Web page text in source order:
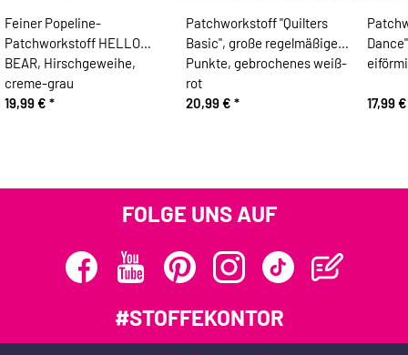
Feiner Popeline-
Patchworkstoff HELLO
BEAR, Hirschgeweihe,
creme-grau
19,99 € *
Patchworkstoff "Quilters
Basic", große regelmäßige
Punkte, gebrochenes weiß-
rot
20,99 € * 17,99
FOLGE UNS AUF
#STOFFEKONTOR